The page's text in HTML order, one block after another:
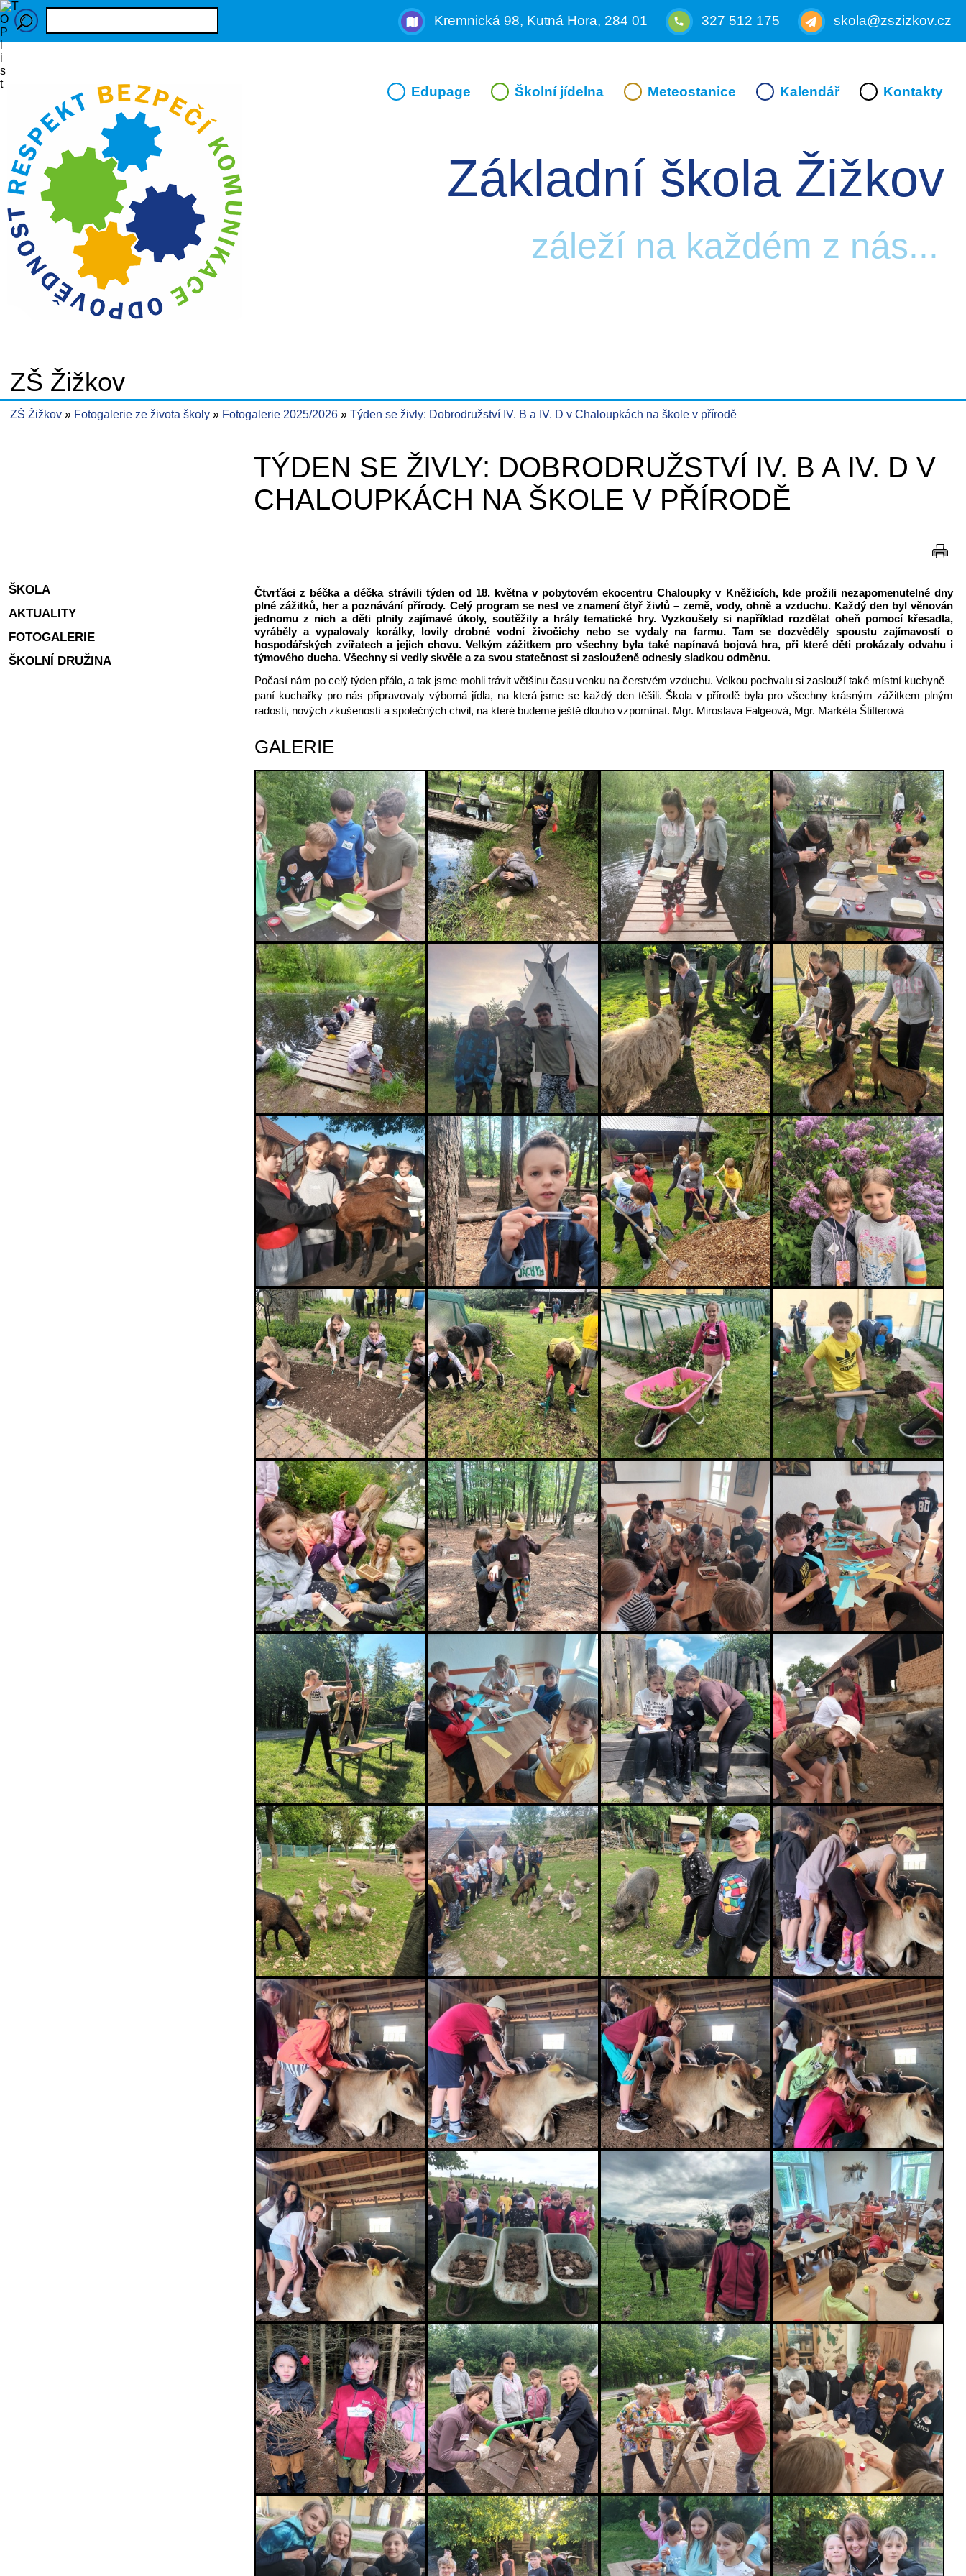
Kremnická 98, Kutná Hora, 284 01 327 512 175 skola@zszizkov.cz
Edupage Školní jídelna Meteostanice Kalendář Kontakty
Základní škola Žižkov
záleží na každém z nás...
ZŠ Žižkov
ZŠ Žižkov Fotogalerie ze života školy Fotogalerie 2025/2026 Týden se živly: Dobrodružství IV. B a IV. D v Chaloupkách na škole v přírodě
TÝDEN SE ŽIVLY: DOBRODRUŽSTVÍ IV. B A IV. D V
CHALOUPKÁCH NA ŠKOLE V PŘÍRODĚ
Čtvrťáci z béčka a déčka strávili týden od 18. května v pobytovém ekocentru Chaloupky v Kněžicích, kde prožili nezapomenutelné dny
plné zážitků, her a poznávání přírody. Celý program se nesl ve znamení čtyř živlů – země, vody, ohně a vzduchu. Každý den byl věnován
jednomu z nich a děti plnily zajímavé úkoly, soutěžily a hrály tematické hry. Vyzkoušely si například rozdělat oheň pomocí křesadla,
vyráběly a vypalovaly korálky, lovily drobné vodní živočichy nebo se vydaly na farmu. Tam se dozvěděly spoustu zajímavostí o
hospodářských zvířatech a jejich chovu. Velkým zážitkem pro všechny byla také napínavá bojová hra, při které děti prokázaly odvahu i
týmového ducha. Všechny si vedly skvěle a za svou statečnost si zaslouženě odnesly sladkou odměnu.
Počasí nám po celý týden přálo, a tak jsme mohli trávit většinu času venku na čerstvém vzduchu. Velkou pochvalu si zaslouží také místní kuchyně –
paní kuchařky pro nás připravovaly výborná jídla, na která jsme se každý den těšili. Škola v přírodě byla pro všechny krásným zážitkem plným
radosti, nových zkušeností a společných chvil, na které budeme ještě dlouho vzpomínat. Mgr. Miroslava Falgeová, Mgr. Markéta Štifterová
GALERIE
ŠKOLA
AKTUALITY
FOTOGALERIE
ŠKOLNÍ DRUŽINA